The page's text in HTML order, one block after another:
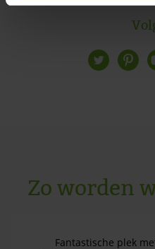
Zo worden
Fantastische plek